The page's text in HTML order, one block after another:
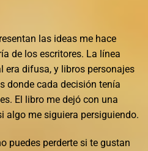
las ideas me hace
de los escritores. La línea
era difusa, y libros personajes
donde cada decisión tenía
El libro me dejó con una
algo me siguiera persiguiendo.
puedes perderte si te gustan